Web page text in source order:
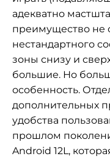
адекватно
преимущество не
нестандартного
зоны снизу и
большие. Но
особенность.
дополнительных
удобства
прошлом
Android 12L,